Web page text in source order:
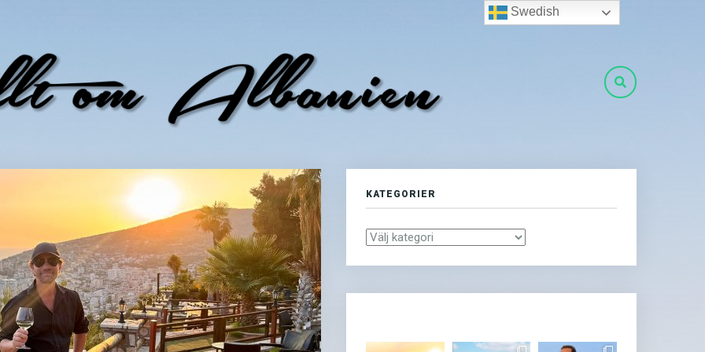
KATEGORIER
Kategorier
Swedish